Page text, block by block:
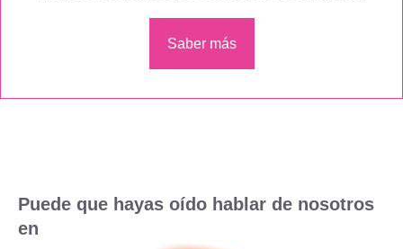
Saber más
Puede que hayas oído hablar de nosotros
en